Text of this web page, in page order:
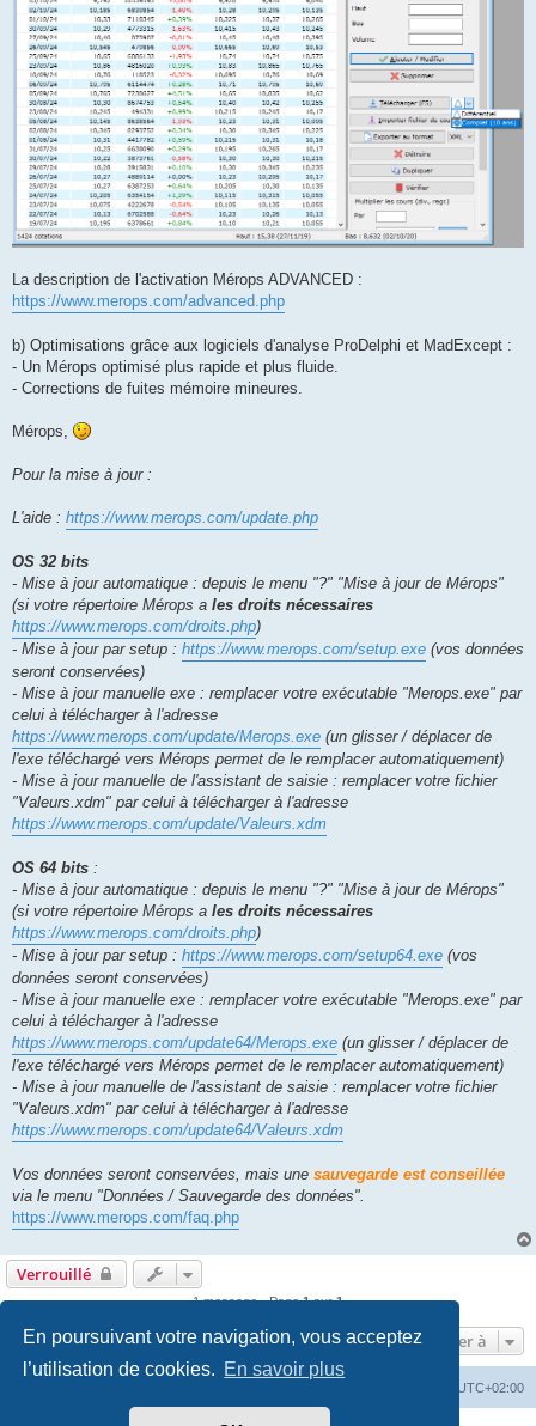
En poursuivant votre navigation, vous acceptez
l’utilisation de cookies. En savoir plus
La description de l'activation Mérops ADVANCED :
https://www.merops.com/advanced.php
b) Optimisations grâce aux logiciels d'analyse ProDelphi et MadExcept :
- Un Mérops optimisé plus rapide et plus fluide.
- Corrections de fuites mémoire mineures.
Mérops,
Pour la mise à jour :
L'aide : https://www.merops.com/update.php
OS 32 bits
- Mise à jour automatique : depuis le menu "?" "Mise à jour de Mérops"
(si votre répertoire Mérops a les droits nécessaires
https://www.merops.com/droits.php)
- Mise à jour par setup : https://www.merops.com/setup.exe (vos données
seront conservées)
- Mise à jour manuelle exe : remplacer votre exécutable "Merops.exe" par
celui à télécharger à l'adresse
https://www.merops.com/update/Merops.exe (un glisser / déplacer de
l'exe téléchargé vers Mérops permet de le remplacer automatiquement)
- Mise à jour manuelle de l'assistant de saisie : remplacer votre fichier
"Valeurs.xdm" par celui à télécharger à l'adresse
https://www.merops.com/update/Valeurs.xdm
OS 64 bits :
- Mise à jour automatique : depuis le menu "?" "Mise à jour de Mérops"
(si votre répertoire Mérops a les droits nécessaires
https://www.merops.com/droits.php)
- Mise à jour par setup : https://www.merops.com/setup64.exe (vos
données seront conservées)
- Mise à jour manuelle exe : remplacer votre exécutable "Merops.exe" par
celui à télécharger à l'adresse
https://www.merops.com/update64/Merops.exe (un glisser / déplacer de
l'exe téléchargé vers Mérops permet de le remplacer automatiquement)
- Mise à jour manuelle de l'assistant de saisie : remplacer votre fichier
"Valeurs.xdm" par celui à télécharger à l'adresse
https://www.merops.com/update64/Valeurs.xdm
Vos données seront conservées, mais une sauvegarde est conseillée
via le menu "Données / Sauvegarde des données".
https://www.merops.com/faq.php
Verrouillé
1 message • Page1sur1
Aller à
UTC+02:00